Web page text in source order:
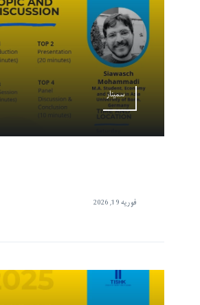
سمینار
فوریه 19, 2026